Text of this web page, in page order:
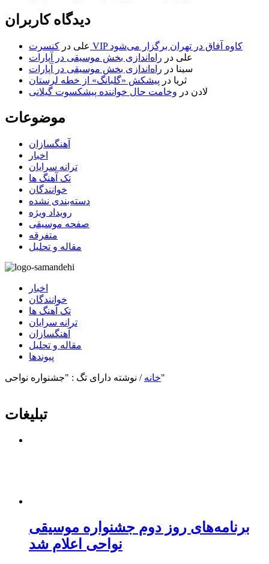
دیدگاه کاربران
علی در
کنسرت VIP کاوه آفاق در تهران برگزار می‌شود
علی در راه‌اندازی بخش موسیقی در آپارات
سینا در راه‌اندازی بخش موسیقی در آپارات
ثریا در پیشکش «گلبانگ» از خطه لرستان
لادن در وخامت حال خواننده پیشکسوت گیلانی
موضوعات
آهنگسازان
اخبار
ترانه سرایان
تک آهنگ ها
خوانندگان
دسته‌بندی نشده
رویداد ویژه
صفحه موسیقی
متفرقه
مقاله و تحلیل
اخبار
خوانندگان
تک آهنگ ها
ترانه سرایان
آهنگسازان
مقاله و تحلیل
پیوندها
خانه / نوشته دارای تگ : "جشنواره نواحی"
تبلیغات
برنامه‌های روز دوم جشنواره موسیقی
نواحی اعلام شد